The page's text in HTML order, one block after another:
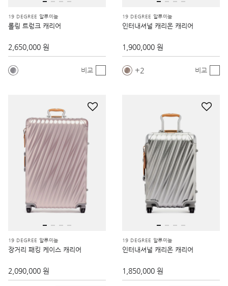
19 DEGREE 알루미늄
롤링 트렁크 캐리어
2,650,000 원
비교
19 DEGREE 알루미늄
인터내셔널 캐리온 캐리어
1,900,000 원
2 비교
19 DEGREE 알루미늄
장거리 패킹 케이스 캐리어
2,090,000 원
19 DEGREE 알루미늄
인터내셔널 캐리온 캐리어
1,850,000 원